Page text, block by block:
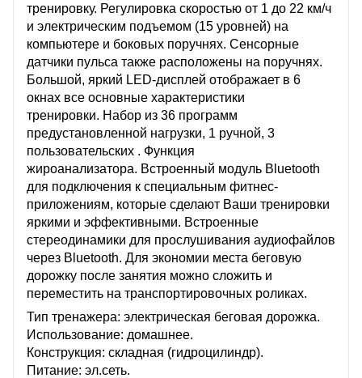
тренировку. Регулировка скоростью от 1 до 22 км/ч
и электрическим подъемом (15 уровней) на
компьютере и боковых поручнях. Сенсорные
датчики пульса также расположены на поручнях.
Большой, яркий LED-дисплей отображает в 6
окнах все основные характеристики
тренировки. Набор из 36 программ
предустановленной нагрузки, 1 ручной, 3
пользовательских . Функция
жироанализатора. Встроенный модуль Bluetooth
для подключения к специальным фитнес-
приложениям, которые сделают Ваши тренировки
яркими и эффективными. Встроенные
стереодинамики для прослушивания аудиофайлов
через Bluetooth. Для экономии места беговую
дорожку после занятия можно сложить и
переместить на транспортировочных роликах.
Тип тренажера: электрическая беговая дорожка.
Использование: домашнее.
Конструкция: складная (гидроцилиндр).
Питание: эл.сеть.